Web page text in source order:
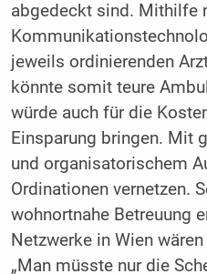
abgedeckt sind. Mithilfe
jeweils ordinierenden
könnte somit teure
würde auch für die
Einsparung bringen. Mit
und organisatorischem
Ordinationen vernetzen.
wohnortnahe Betreuung
Netzwerke in Wien
„Man müsste nur die